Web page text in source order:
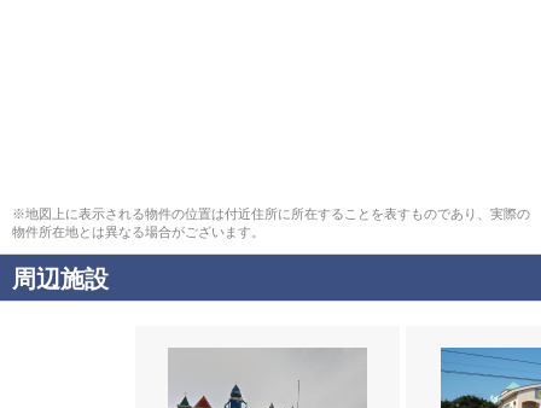
※地図上に表示される物件の位置は付近住所に所在することを表すものであり、実際の
物件所在地とは異なる場合がございます。
周辺施設